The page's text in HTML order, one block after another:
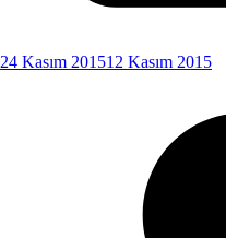
24 Kasım 201512 Kasım 2015